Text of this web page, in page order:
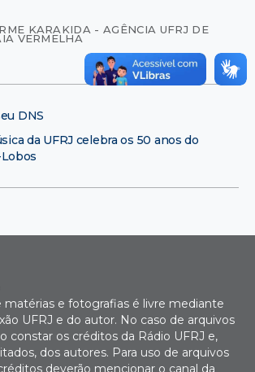
KARAKIDA - AGÊNCIA UFRJ DE
VERMELHA
DNS
da UFRJ celebra os 50 anos do
matérias e fotografias é livre mediante
UFRJ e do autor. No caso de arquivos
constar os créditos da Rádio UFRJ e,
dos autores. Para uso de arquivos
deverão mencionar o canal da